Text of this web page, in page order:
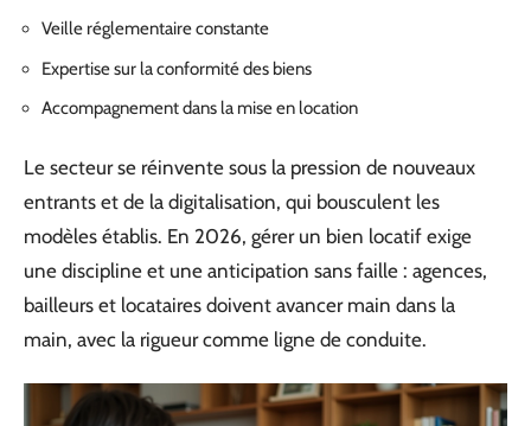
Veille réglementaire constante
Expertise sur la conformité des biens
Accompagnement dans la mise en location
Le secteur se réinvente sous la pression de nouveaux
entrants et de la digitalisation, qui bousculent les
modèles établis. En 2026, gérer un bien locatif exige
une discipline et une anticipation sans faille : agences,
bailleurs et locataires doivent avancer main dans la
main, avec la rigueur comme ligne de conduite.